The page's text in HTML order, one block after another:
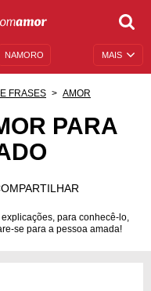
MAIS
NAMORO
ANIVERSÁRIO
FRASES AMOR
PARA
para conhecê-lo,
se para a pessoa amada!